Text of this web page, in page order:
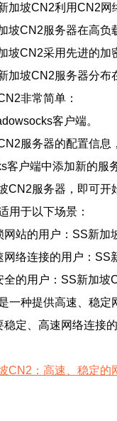
加坡CN2利用CN2网
坡CN2服务器在高负
坡CN2采用先进的加
加坡CN2服务器分布
非常简单：
客户端。
服务器的配置信息
客户端中添加新的服
CN2服务器，即可开
用于以下场景：
网站的用户：SS新加
网络连接的用户：SS
全的用户：SS新加坡
一种提供高速、稳
定、高速网络连接
CN2：高速、稳定的